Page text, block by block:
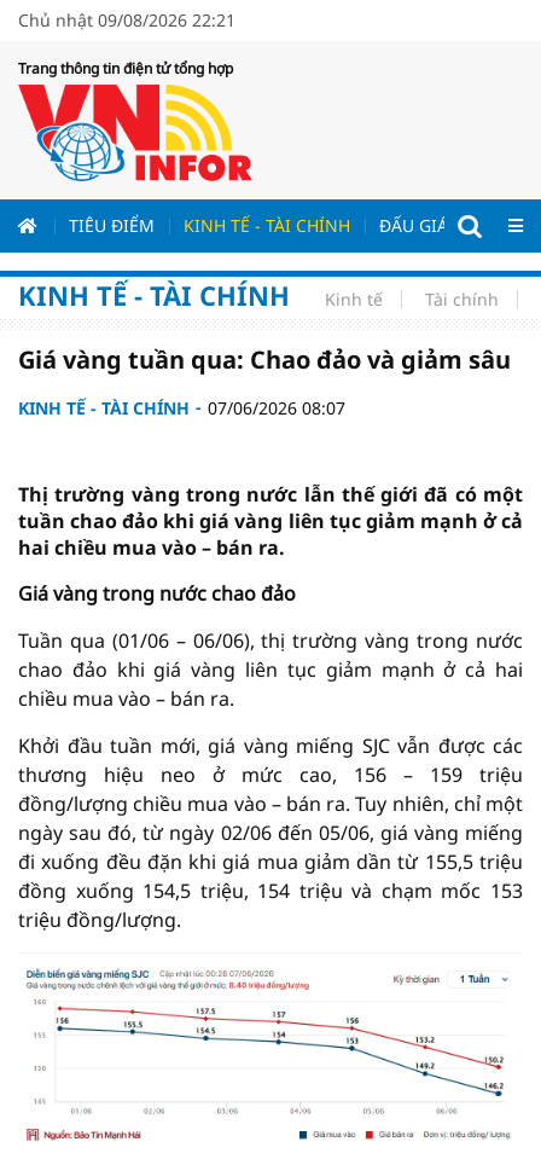
Chủ nhật 09/08/2026 22:21
Trang thông tin điện tử tổng hợp
TIÊU ĐIỂM KINH TẾ - TÀI CHÍNH ĐẤU GIÁ - ĐẤU
KINH TẾ - TÀI CHÍNH Kinh tế Tài chính
Giá vàng tuần qua: Chao đảo và giảm sâu
KINH TẾ - TÀI CHÍNH 07/06/2026 08:07
Thị trường vàng trong nước lẫn thế giới đã có một
tuần chao đảo khi giá vàng liên tục giảm mạnh ở cả
hai chiều mua vào – bán ra.
Giá vàng trong nước chao đảo
Tuần qua (01/06 – 06/06), thị trường vàng trong nước
chao đảo khi giá vàng liên tục giảm mạnh ở cả hai
chiều mua vào – bán ra.
Khởi đầu tuần mới, giá vàng miếng SJC vẫn được các
thương hiệu neo ở mức cao, 156 – 159 triệu
đồng/lượng chiều mua vào – bán ra. Tuy nhiên, chỉ một
ngày sau đó, từ ngày 02/06 đến 05/06, giá vàng miếng
đi xuống đều đặn khi giá mua giảm dần từ 155,5 triệu
đồng xuống 154,5 triệu, 154 triệu và chạm mốc 153
triệu đồng/lượng.